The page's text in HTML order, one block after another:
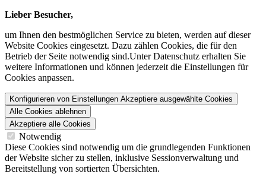
Lieber Besucher,
um Ihnen den bestmöglichen Service zu bieten, werden auf dieser
Website Cookies eingesetzt. Dazu zählen Cookies, die für den
Betrieb der Seite notwendig sind.Unter Datenschutz erhalten Sie
weitere Informationen und können jederzeit die Einstellungen für
Cookies anpassen.
Konfigurieren von Einstellungen Akzeptiere ausgewählte Cookies
Alle Cookies ablehnen
Akzeptiere alle Cookies
Notwendig
Diese Cookies sind notwendig um die grundlegenden Funktionen
der Website sicher zu stellen, inklusive Sessionverwaltung und
Bereitstellung von sortierten Übersichten.